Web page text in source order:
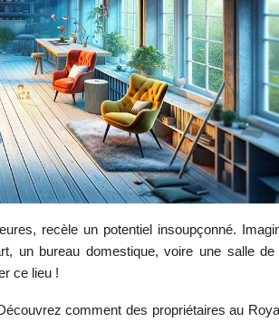
recèle un potentiel insoupçonné.
un bureau domestique, voire une salle de
ce lieu !
comment des propriétaires au